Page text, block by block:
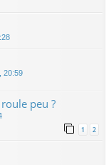
20:59
peu ?
1 2